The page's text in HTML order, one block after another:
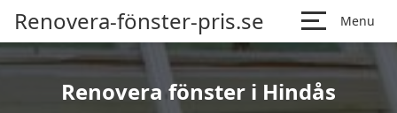
Renovera-fönster-pris.se Menu
Renovera fönster i Hindås